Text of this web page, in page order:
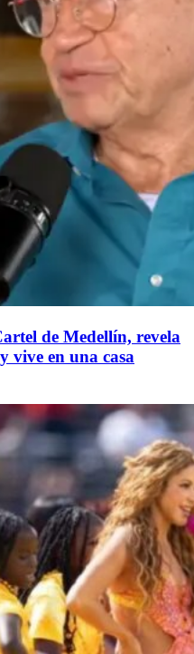
de Medellín, revela
vive en una casa